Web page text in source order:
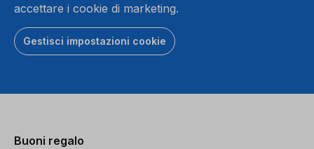
accettare i cookie di marketing.
Gestisci impostazioni cookie
Buoni regalo